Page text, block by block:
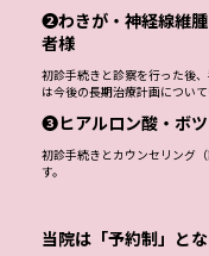
❷わきが・神経線維
者様
初診手続きと診察を行った後
は今後の長期治療計画につい
❸ヒアルロン酸・ボ
初診手続きとカウンセリング
す。
当院は「予約制」とな